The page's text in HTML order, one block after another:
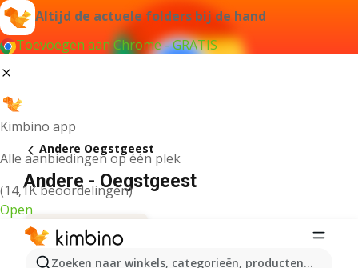
Altijd de actuele folders bij de hand
Toevoegen aan Chrome - GRATIS
Kimbino app
Alle aanbiedingen op één plek
(14,1K beoordelingen)
Open
Zoeken naar winkels, categorieën, producten...
Andere Oegstgeest
Andere - Oegstgeest